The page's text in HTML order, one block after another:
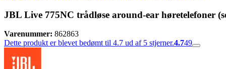
JBL Live 775NC trådløse around-ear høretelefoner
Varenummer: 862863
Dette produkt er blevet bedømt til 4.7 ud af 5 stjerner.4.749